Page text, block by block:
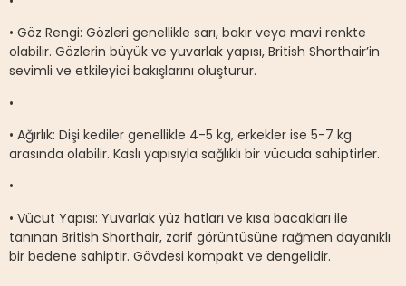
• Göz Rengi: Gözleri genellikle sarı, bakır veya mavi renkte
olabilir. Gözlerin büyük ve yuvarlak yapısı, British Shorthair’in
sevimli ve etkileyici bakışlarını oluşturur.
•
• Ağırlık: Dişi kediler genellikle 4-5 kg, erkekler ise 5-7 kg
arasında olabilir. Kaslı yapısıyla sağlıklı bir vücuda sahiptirler.
•
• Vücut Yapısı: Yuvarlak yüz hatları ve kısa bacakları ile
tanınan British Shorthair, zarif görüntüsüne rağmen dayanıklı
bir bedene sahiptir. Gövdesi kompakt ve dengelidir.